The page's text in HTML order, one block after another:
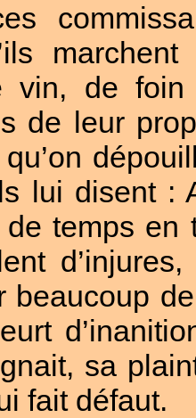
vin, de
de leur
lui disent :
temps en
beaucoup
sa
fait défaut.